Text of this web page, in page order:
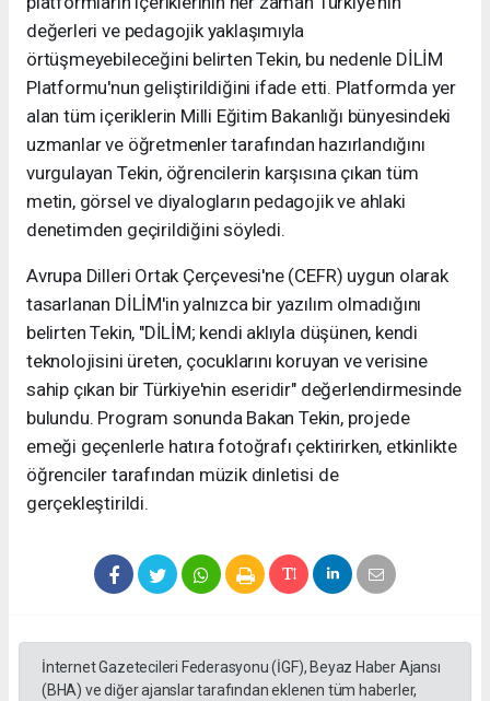
değerleri ve pedagojik yaklaşımıyla
örtüşmeyebileceğini belirten Tekin, bu nedenle DİLİM
Platformu'nun geliştirildiğini ifade etti. Platformda yer
alan tüm içeriklerin Milli Eğitim Bakanlığı bünyesindeki
uzmanlar ve öğretmenler tarafından hazırlandığını
vurgulayan Tekin, öğrencilerin karşısına çıkan tüm
metin, görsel ve diyalogların pedagojik ve ahlaki
denetimden geçirildiğini söyledi.
Avrupa Dilleri Ortak Çerçevesi'ne (CEFR) uygun olarak
tasarlanan DİLİM'in yalnızca bir yazılım olmadığını
belirten Tekin, "DİLİM; kendi aklıyla düşünen, kendi
teknolojisini üreten, çocuklarını koruyan ve verisine
sahip çıkan bir Türkiye'nin eseridir" değerlendirmesinde
bulundu. Program sonunda Bakan Tekin, projede
emeği geçenlerle hatıra fotoğrafı çektirirken, etkinlikte
öğrenciler tarafından müzik dinletisi de
gerçekleştirildi.
İnternet Gazetecileri Federasyonu (İGF), Beyaz Haber Ajansı
(BHA) ve diğer ajanslar tarafından eklenen tüm haberler,